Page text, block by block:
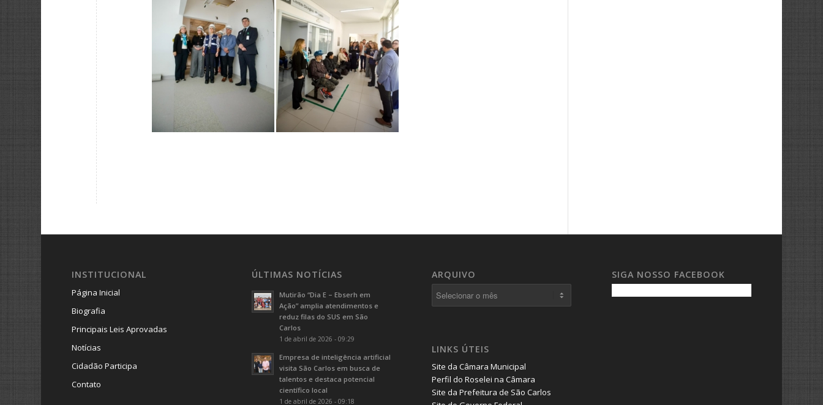
INSTITUCIONAL
Página Inicial
Biografia
Principais Leis Aprovadas
Notícias
Cidadão Participa
Contato
ÚLTIMAS NOTÍCIAS
Mutirão “Dia E – Ebserh em
Ação” amplia atendimentos e
reduz filas do SUS em São
Carlos
1 de abril de 2026 - 09:29
Empresa de inteligência artificial
visita São Carlos em busca de
talentos e destaca potencial
científico local
1 de abril de 2026 - 09:18
ARQUIVO
LINKS ÚTEIS
Site da Câmara Municipal
Perfil do Roselei na Câmara
Site da Prefeitura de São Carlos
SIGA NOSSO FACEBOOK